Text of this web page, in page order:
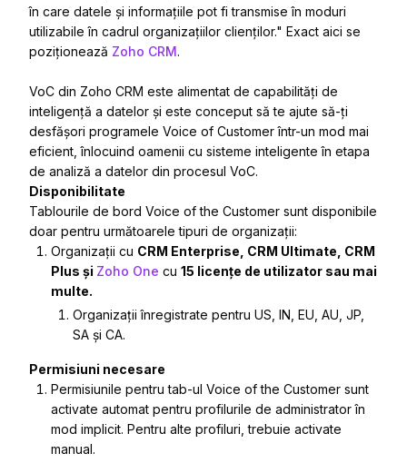
în care datele și informațiile pot fi transmise în moduri
utilizabile în cadrul organizațiilor clienților." Exact aici se
poziționează Zoho CRM.
VoC din Zoho CRM este alimentat de capabilități de
inteligență a datelor și este conceput să te ajute să-ți
desfășori programele Voice of Customer într-un mod mai
eficient, înlocuind oamenii cu sisteme inteligente în etapa
de analiză a datelor din procesul VoC.
Disponibilitate
Tablourile de bord Voice of the Customer sunt disponibile
doar pentru următoarele tipuri de organizații:
Organizații cu CRM Enterprise, CRM Ultimate, CRM
Plus și Zoho One cu 15 licențe de utilizator sau mai
multe.
Organizații înregistrate pentru US, IN, EU, AU, JP,
SA și CA.
Permisiuni necesare
Permisiunile pentru tab-ul Voice of the Customer sunt
activate automat pentru profilurile de administrator în
mod implicit. Pentru alte profiluri, trebuie activate
manual.